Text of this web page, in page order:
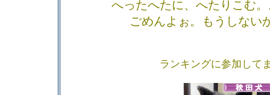
へったへたに、へたりこむ
ごめんよぉ。もうしない
ランキングに参加して